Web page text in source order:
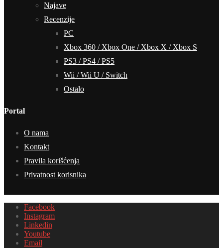
Najave
Recenzije
PC
Xbox 360 / Xbox One / Xbox X / Xbox S
PS3 / PS4 / PS5
Wii / Wii U / Switch
Ostalo
Portal
O nama
Kontakt
Pravila korišćenja
Privatnost korisnika
Facebook
Instagram
Linkedin
Youtube
Email